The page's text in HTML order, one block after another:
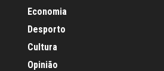
Economia
Desporto
Cultura
Opinião